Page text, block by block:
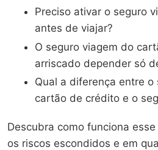
Preciso ativar o seguro
antes de viajar?
O seguro viagem do
arriscado depender só
Qual a diferença entre o
cartão de crédito e o
Descubra como funciona
os riscos escondidos e em